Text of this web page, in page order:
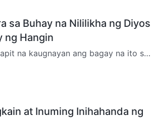
sa Buhay na Nililikha ng Diyos
ng Hangin
na kaugnayan ang bagay na ito sa
at Inuming Inihahanda ng